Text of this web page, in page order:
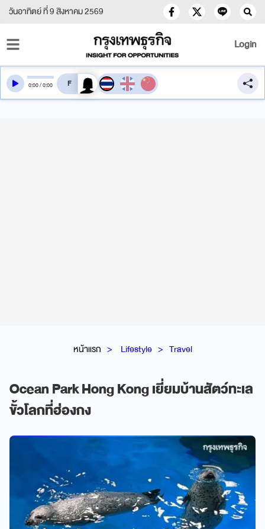
วันอาทิตย์ ที่ 9 สิงหาคม 2569
Login
หน้าแรก Lifestyle Travel
Ocean Park Hong Kong เยี่ยมบ้านสัตว์ทะเล
ขั้วโลกที่ฮ่องกง
0:00/0:00 สลับเสียงอ่าน